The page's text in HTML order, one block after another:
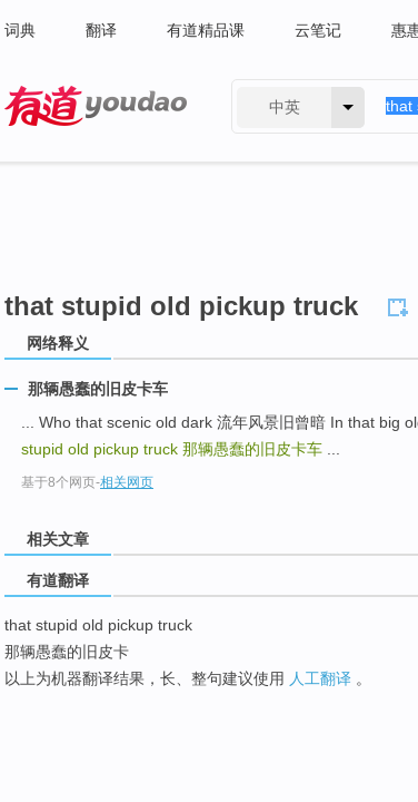
词典 翻译 有道精品课 云笔记 惠
中英
that stupid old pickup truck
网络释义
那辆愚蠢的旧皮卡车
... Who that scenic old dark 流年风景旧曾暗 In that big
stupid old pickup truck 那辆愚蠢的旧皮卡车
基于8个网页-相关网页
相关文章
有道翻译
that stupid old pickup truck
那辆愚蠢的旧皮卡
以上为机器翻译结果，长、整句建议使用 人工翻译 。